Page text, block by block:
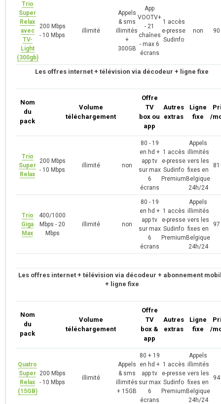
Trio
Super
Relax
avec
TV-
Light
(300gb)
200 Mbps
- 10 Mbps
illimité
Appels
& sms
illimités
+
300GB
App
VOOTV+
- 21
chaînes
- max 6
écrans
1 accès
e-presse
Sudinfo
non
Les offres internet + télévision via décodeur + ligne fixe
Nom
du
pack
Volume
téléchargement
Offre
TV
box ou
app
Autres
extras
Ligne
fixe
/
Trio
Super
Relax
200 Mbps
- 10 Mbps
illimité non
80 - 19
en hd +
app tv
sur max
6
écrans
1 accès
e-presse
Sudinfo
Premium
Appels
illimités
vers les
fixes en
Belgique
24h/24
Trio
Giga
Max
400/1000
Mbps - 20
Mbps
illimité non
80 - 19
en hd +
app tv
sur max
6
écrans
1 accès
e-presse
Sudinfo
Premium
Appels
illimités
vers les
fixes en
Belgique
24h/24
Les offres internet + télévision via décodeur + abonnement
+ ligne fixe
Nom
du
pack
Volume
téléchargement
Offre
TV
box &
app
Autres
extras
Ligne
fixe
/
Quatro
Super
Relax
(15GB)
200 Mbps
- 10 Mbps
illimité
Appels
& sms
illimités
+ 15GB
80 + 19
en hd +
app tv
sur max
6
écrans
1 accès
e-presse
Sudinfo
Premium
Appels
illimités
vers les
fixes en
Belgique
24h/24